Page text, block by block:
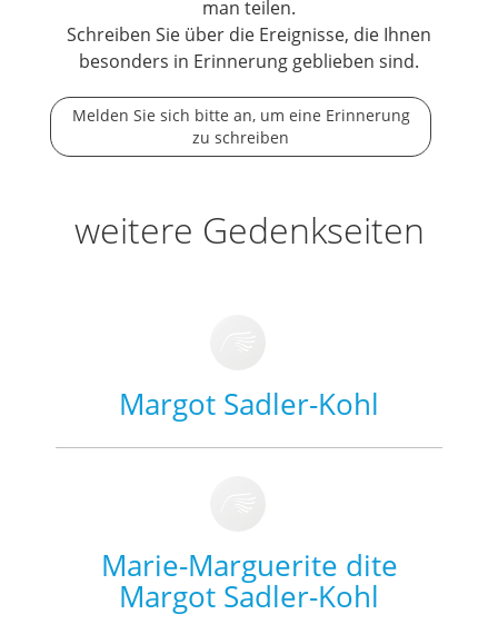
man teilen.
Schreiben Sie über die Ereignisse, die Ihnen
besonders in Erinnerung geblieben sind.
Melden Sie sich bitte an, um eine Erinnerung
zu schreiben
weitere Gedenkseiten
Margot Sadler-Kohl
Marie-Marguerite dite
Margot Sadler-Kohl